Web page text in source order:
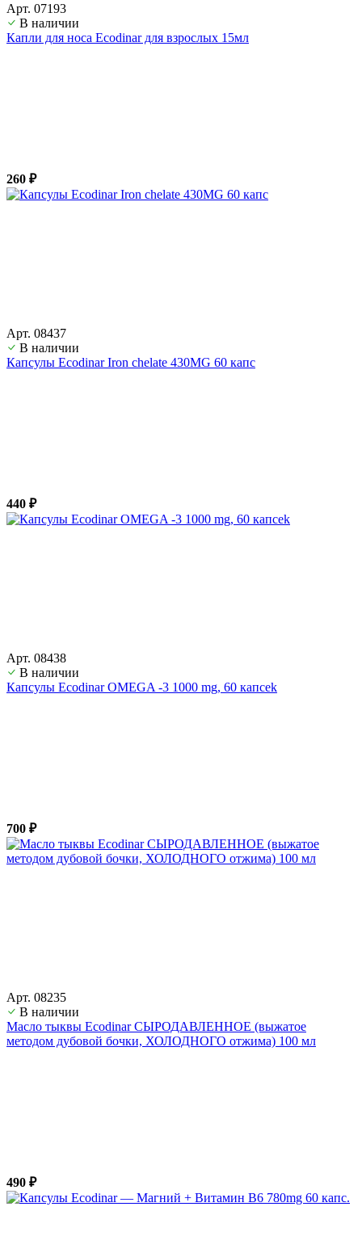
Арт. 07193
В наличии
Капли для носа Ecodinar для взрослых 15мл
260 ₽
Арт. 08437
В наличии
Капсулы Ecodinar Iron chelate 430MG 60 капс
440 ₽
Арт. 08438
В наличии
Капсулы Ecodinar OMEGA -3 1000 mg, 60 капcek
700 ₽
Арт. 08235
В наличии
Масло тыквы Ecodinar СЫРОДАВЛЕННОЕ (выжатое
методом дубовой бочки, ХОЛОДНОГО отжима) 100 мл
490 ₽